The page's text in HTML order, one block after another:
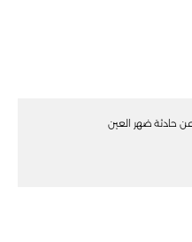
حادثة ضهر العين